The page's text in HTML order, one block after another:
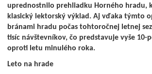
uprednostnilo prehliadku Horného hradu,
klasický lektorský výklad. Aj vďaka týmto
bránami hradu počas tohtoročnej letnej
tisíc návštevníkov, čo predstavuje vyše 10-
oproti letu minulého roka.
Leto na hrade